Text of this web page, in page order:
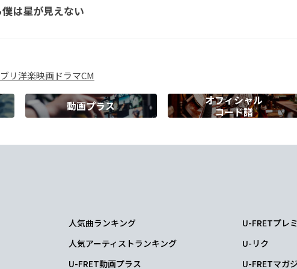
も 唯 一無二さ
とか
で
は星が見えない
リ洋楽映画ドラマCM
動画プラス
オフィシャル
コード譜
人気曲ランキング
人気アーティストランキング
U-FRET動画プラス
U-FRETプレ
U-リク
U-FRETマガ